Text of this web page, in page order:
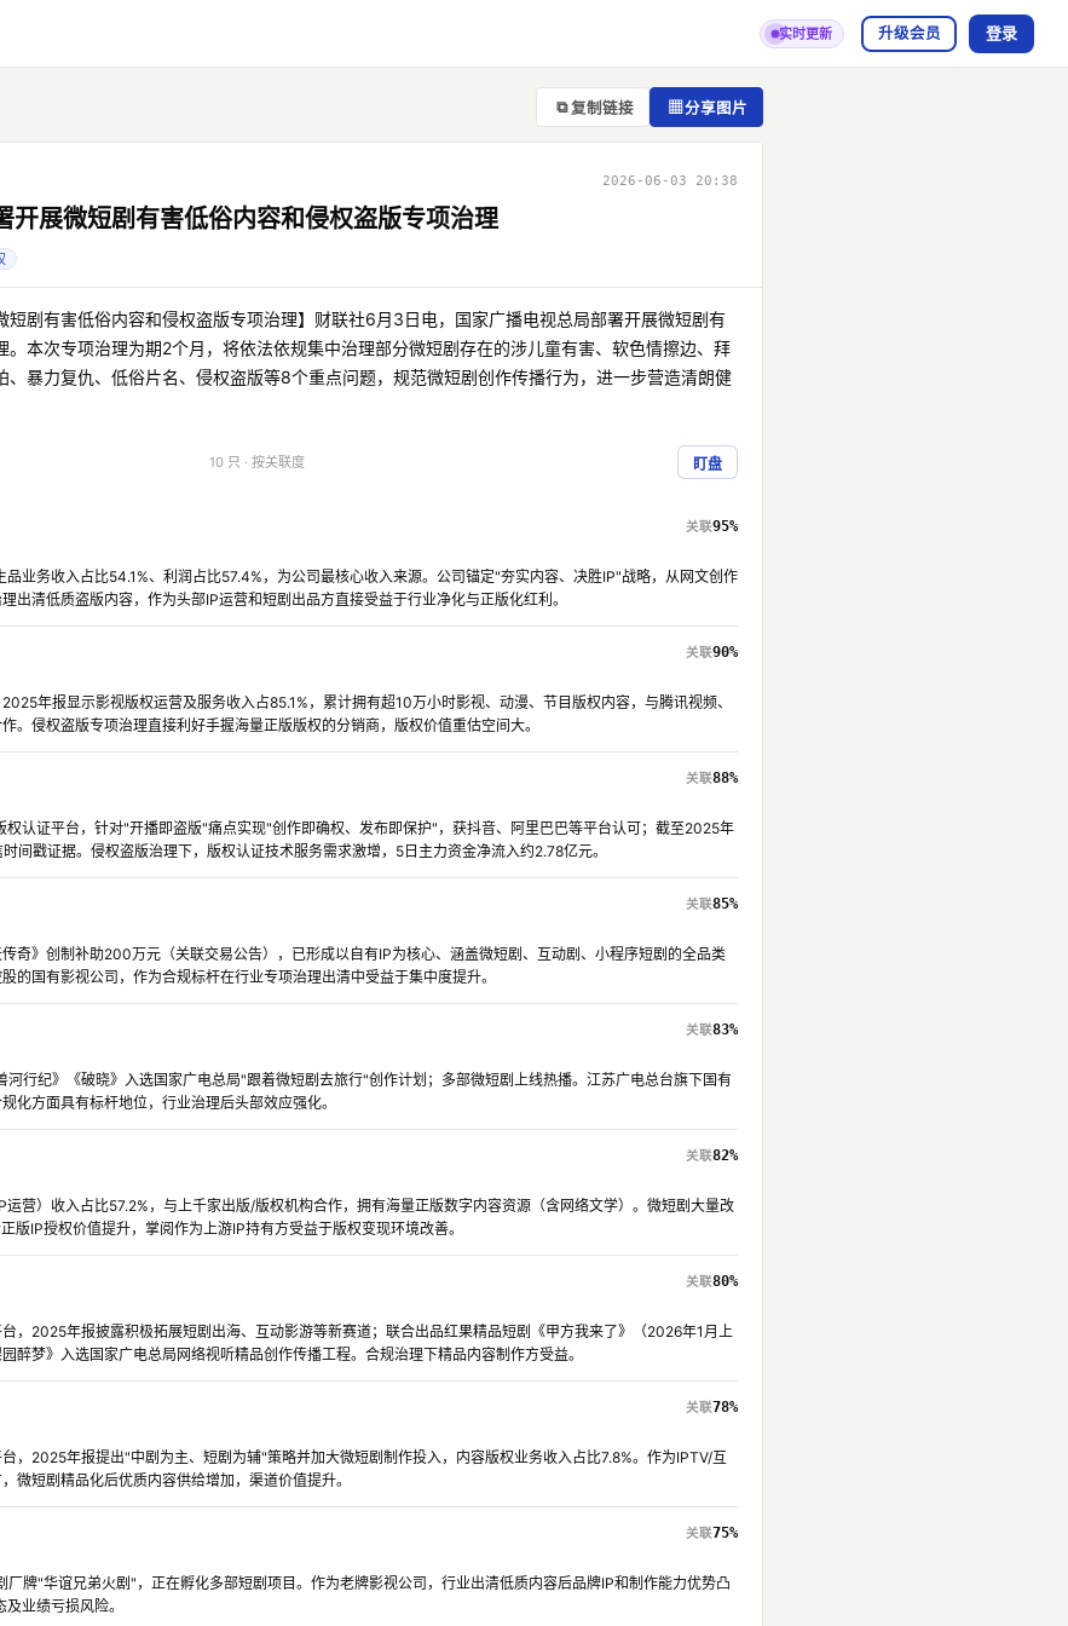
实时更新 升级会员 登录
⧉ 复制链接 ▦分享图片
2026-06-03 20:38
开展微短剧有害低俗内容和侵权盗版专项治理
短剧有害低俗内容和侵权盗版专项治理】财联社6月3日电，国家广播电视总局部署开展微短剧有
。本次专项治理为期2个月，将依法依规集中治理部分微短剧存在的涉儿童有害、软色情擦边、拜
、暴力复仇、低俗片名、侵权盗版等8个重点问题，规范微短剧创作传播行为，进一步营造清朗健
10 只 · 按关联度 盯盘
95%
业务收入占比54.1%、利润占比57.4%，为公司最核心收入来源。公司锚定"夯实内容、决胜IP"战略，从网文创作
出清低质盗版内容，作为头部IP运营和短剧出品方直接受益于行业净化与正版化红利。
90%
年报显示影视版权运营及服务收入占85.1%，累计拥有超10万小时影视、动漫、节目版权内容，与腾讯视频、
。侵权盗版专项治理直接利好手握海量正版版权的分销商，版权价值重估空间大。
88%
权认证平台，针对"开播即盗版"痛点实现"创作即确权、发布即保护"，获抖音、阿里巴巴等平台认可；截至2025年
间戳证据。侵权盗版治理下，版权认证技术服务需求激增，5日主力资金净流入约2.78亿元。
85%
奇》创制补助200万元（关联交易公告），已形成以自有IP为核心、涵盖微短剧、互动剧、小程序短剧的全品类
的国有影视公司，作为合规标杆在行业专项治理出清中受益于集中度提升。
83%
河行纪》《破晓》入选国家广电总局"跟着微短剧去旅行"创作计划；多部微短剧上线热播。江苏广电总台旗下国有
化方面具有标杆地位，行业治理后头部效应强化。
82%
营）收入占比57.2%，与上千家出版/版权机构合作，拥有海量正版数字内容资源（含网络文学）。微短剧大量改
版IP授权价值提升，掌阅作为上游IP持有方受益于版权变现环境改善。
80%
，2025年报披露积极拓展短剧出海、互动影游等新赛道；联合出品红果精品短剧《甲方我来了》（2026年1月上
醉梦》入选国家广电总局网络视听精品创作传播工程。合规治理下精品内容制作方受益。
78%
，2025年报提出"中剧为主、短剧为辅"策略并加大微短剧制作投入，内容版权业务收入占比7.8%。作为IPTV/互
微短剧精品化后优质内容供给增加，渠道价值提升。
75%
厂牌"华谊兄弟火剧"，正在孵化多部短剧项目。作为老牌影视公司，行业出清低质内容后品牌IP和制作能力优势凸
业绩亏损风险。